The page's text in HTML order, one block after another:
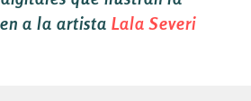
a la artista Lala Severi